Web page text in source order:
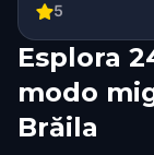
5
Esplora
modo
Brăila